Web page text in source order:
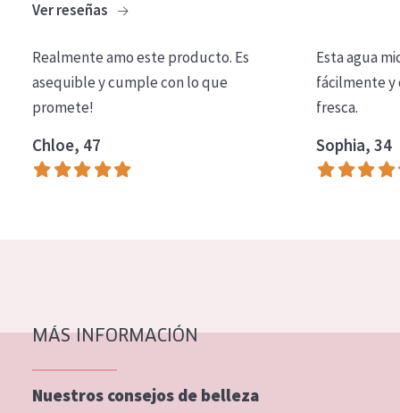
COLECCIÓN
Essentials
Lift+
Expert
TIPO DE PIEL
Piel expuesta al sol
Piel menopáusica
Ver reseñas
Realmente amo este producto. Es
asequible y cumple con lo que
promete!
Chloe, 47
Esta agua
fácilmente y
fresca.
Sophia, 34
MÁS INFORMACIÓN
Nuestros consejos de belleza